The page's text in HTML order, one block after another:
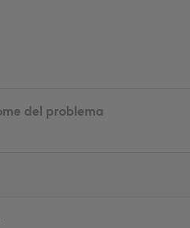
del problema